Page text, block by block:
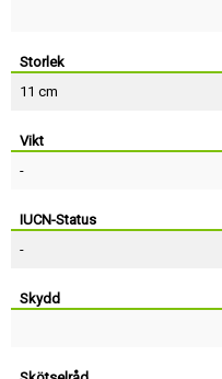
Storlek
11 cm
Vikt
-
IUCN-Status
-
Skydd